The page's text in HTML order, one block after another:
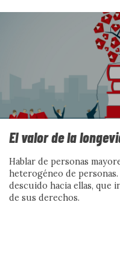
Contra la
utopía y
futuros
Por Vanesa
El valor de la
Hablar de personas
heterogéneo de
descuido hacia ellas, que
de sus derechos.